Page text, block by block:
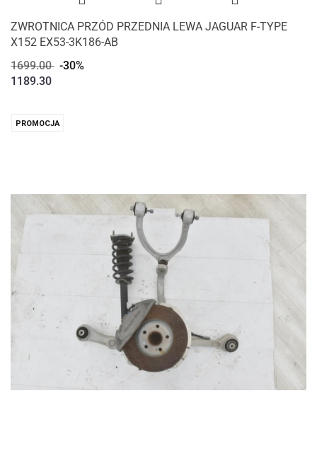
ZWROTNICA PRZÓD PRZEDNIA LEWA JAGUAR F-TYPE
X152 EX53-3K186-AB
1699.00 -30%
1189.30
PROMOCJA